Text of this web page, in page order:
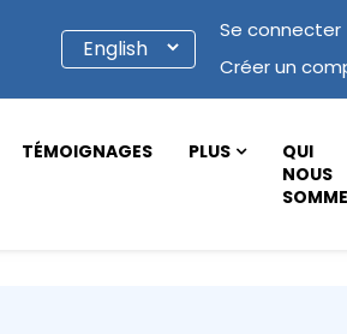
Se connecter
Créer un
TÉMOIGNAGES PLUS
QUI
NOUS